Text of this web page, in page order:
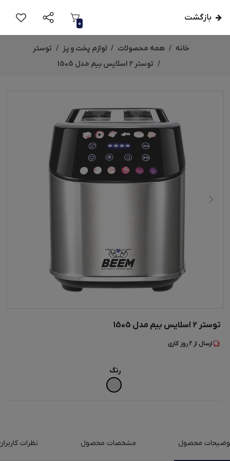
بازگشت
0
خانه همه محصولات لوازم پخت و پز
توستر
توستر 2 اسلایس بیم مدل 1505
توستر 2 اسلایس بیم مدل 1505
ارسال از 2روز کاری
رنگ
محصول مشخصات محصول نظرات